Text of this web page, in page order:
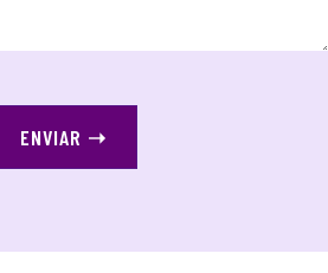
ENVIAR ➝